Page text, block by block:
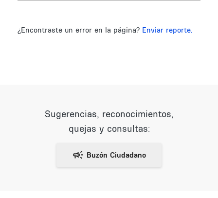
¿Encontraste un error en la página? Enviar reporte.
Sugerencias, reconocimientos,
quejas y consultas: